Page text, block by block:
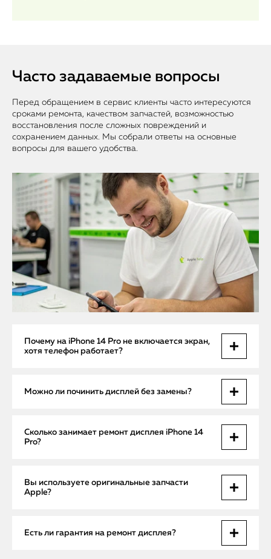
Часто задаваемые вопросы
Перед обращением в сервис клиенты часто интересуются
сроками ремонта, качеством запчастей, возможностью
восстановления после сложных повреждений и
сохранением данных. Мы собрали ответы на основные
вопросы для вашего удобства.
Почему на iPhone 14 Pro не включается экран,
хотя телефон работает?
шлейфа. Иногда причина кроется в неисправности платы,
Можно ли починить дисплей без замены?
Если проблема вызвана шлейфом или пайкой, иногда
достаточно восстановления соединений. Но при
Сколько занимает ремонт дисплея iPhone 14
Pro?
Срочная замена дисплея возможна в течение 1–2 часов.
При ремонте платы срок увеличивается до 1 рабочего дня.
Вы используете оригинальные запчасти
Apple?
комплектующие Apple. Это гарантирует высокое качество
Есть ли гарантия на ремонт дисплея?